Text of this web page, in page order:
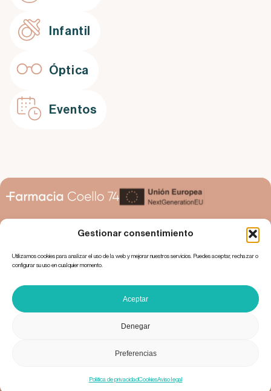
Gestionar consentimiento
Utilizamos cookies para analizar el uso de la web y mejorar nuestros servicios. Puedes aceptar, rechazar o
configurar su uso en cualquier momento.
Aceptar
Denegar
Preferencias
Cookies
Política de privacidad Aviso legal
Infantil
Óptica
Eventos
Claudio Coello 74
914 35 76 07
Lunes a sábado, 9:00 – 21:00
info@farmaciacoello74.es